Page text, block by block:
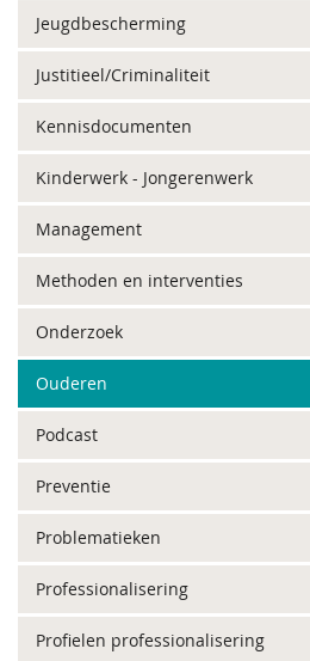
Jeugdbescherming
Justitieel/Criminaliteit
Kennisdocumenten
Kinderwerk - Jongerenwerk
Management
Methoden en interventies
Onderzoek
Ouderen
Podcast
Preventie
Problematieken
Professionalisering
Profielen professionalisering